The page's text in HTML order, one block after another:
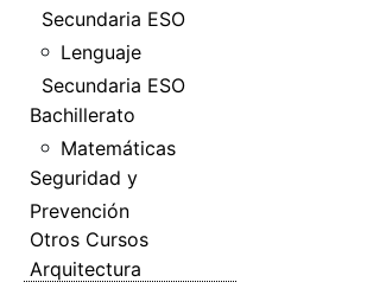
Secundaria ESO
Lenguaje
Secundaria ESO
Bachillerato
Matemáticas
Seguridad y
Prevención
Otros Cursos
Arquitectura